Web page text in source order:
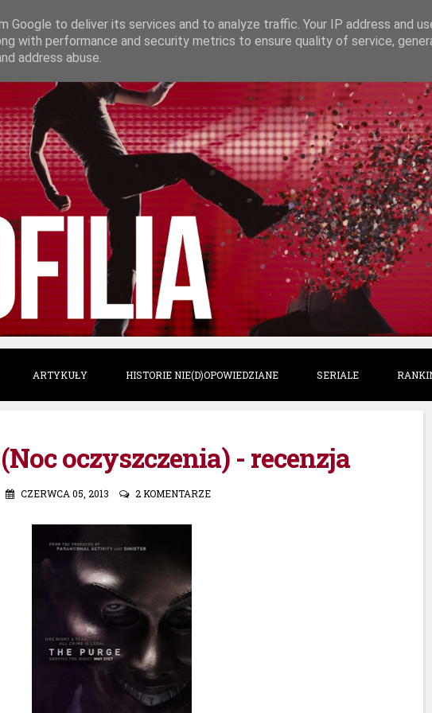
ARTYKUŁY HISTORIE NIE(D)OPOWIEDZIANE SERIALE
oczyszczenia) - recenzja
CZERWCA 05, 2013 2 KOMENTARZE
Google to deliver its services and to analyze traffic. Your IP address and
with performance and security metrics to ensure quality of service,
address abuse.